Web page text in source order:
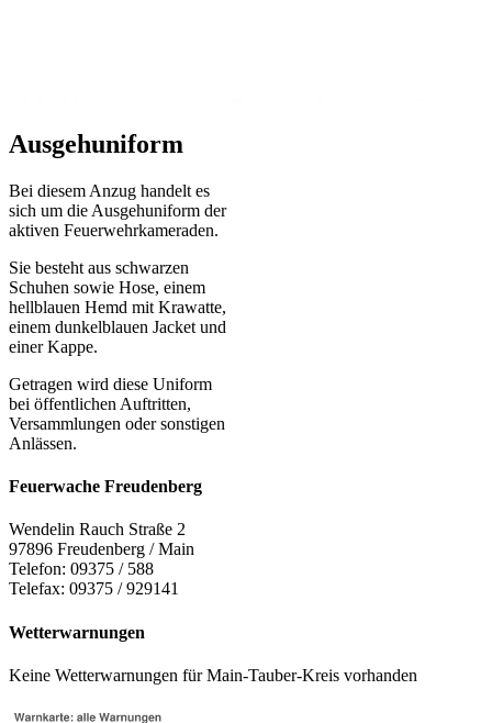
Ausgehuniform
Bei diesem Anzug handelt es
sich um die Ausgehuniform der
aktiven Feuerwehrkameraden.
Sie besteht aus schwarzen
Schuhen sowie Hose, einem
hellblauen Hemd mit Krawatte,
einem dunkelblauen Jacket und
einer Kappe.
Getragen wird diese Uniform
bei öffentlichen Auftritten,
Versammlungen oder sonstigen
Anlässen.
Feuerwache Freudenberg
Wendelin Rauch Straße 2
97896 Freudenberg / Main
Telefon: 09375 / 588
Telefax: 09375 / 929141
Wetterwarnungen
Keine Wetterwarnungen für Main-Tauber-Kreis vorhanden